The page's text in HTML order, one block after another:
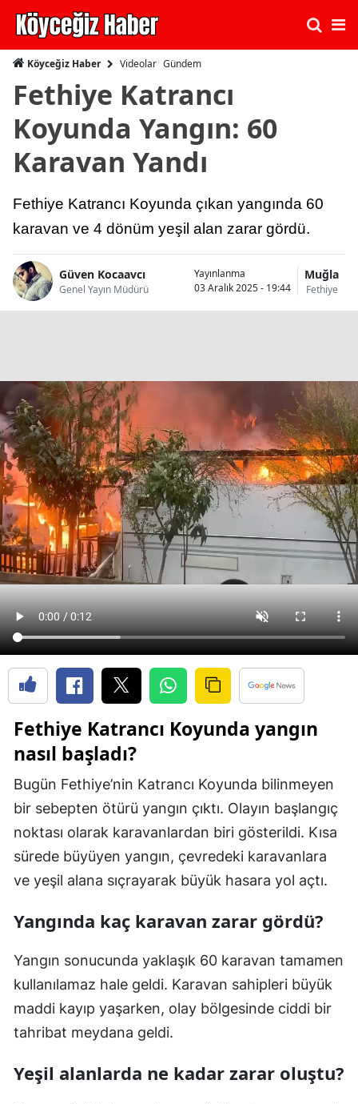
Köyceğiz Haber Videolar Gündem
Fethiye Katrancı
Koyunda Yangın: 60
Karavan Yandı
Fethiye Katrancı Koyunda çıkan yangında 60
karavan ve 4 dönüm yeşil alan zarar gördü.
Güven Kocaavcı
Genel Yayın Müdürü
Yayınlanma
03 Aralık 2025 - 19:44
Muğla
Fethiye
Fethiye Katrancı Koyunda yangın
nasıl başladı?
Bugün Fethiye’nin Katrancı Koyunda bilinmeyen
bir sebepten ötürü yangın çıktı. Olayın başlangıç
noktası olarak karavanlardan biri gösterildi. Kısa
sürede büyüyen yangın, çevredeki karavanlara
ve yeşil alana sıçrayarak büyük hasara yol açtı.
Yangında kaç karavan zarar gördü?
Yangın sonucunda yaklaşık 60 karavan tamamen
kullanılamaz hale geldi. Karavan sahipleri büyük
maddi kayıp yaşarken, olay bölgesinde ciddi bir
tahribat meydana geldi.
Yeşil alanlarda ne kadar zarar oluştu?